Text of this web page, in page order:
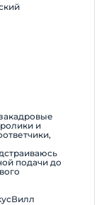
и
подачи до